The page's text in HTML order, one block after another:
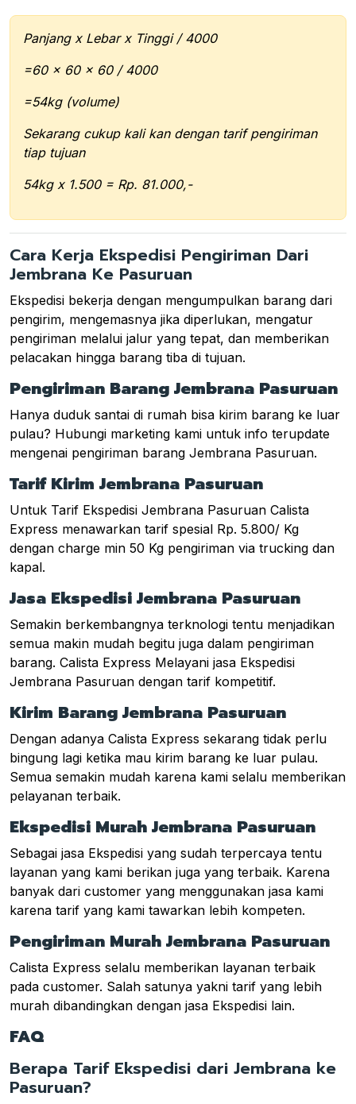
Panjang x Lebar x Tinggi / 4000
=60 x 60 x 60 / 4000
=54kg (volume)
Sekarang cukup kali kan dengan tarif pengiriman
tiap tujuan
54kg x 1.500 = Rp. 81.000,-
Cara Kerja Ekspedisi Pengiriman Dari
Jembrana Ke Pasuruan
Ekspedisi bekerja dengan mengumpulkan barang dari
pengirim, mengemasnya jika diperlukan, mengatur
pengiriman melalui jalur yang tepat, dan memberikan
pelacakan hingga barang tiba di tujuan.
Pengiriman Barang Jembrana Pasuruan
Hanya duduk santai di rumah bisa kirim barang ke luar
pulau? Hubungi marketing kami untuk info terupdate
mengenai pengiriman barang Jembrana Pasuruan.
Tarif Kirim Jembrana Pasuruan
Untuk Tarif Ekspedisi Jembrana Pasuruan Calista
Express menawarkan tarif spesial Rp. 5.800/ Kg
dengan charge min 50 Kg pengiriman via trucking dan
kapal.
Jasa Ekspedisi Jembrana Pasuruan
Semakin berkembangnya terknologi tentu menjadikan
semua makin mudah begitu juga dalam pengiriman
barang. Calista Express Melayani jasa Ekspedisi
Jembrana Pasuruan dengan tarif kompetitif.
Kirim Barang Jembrana Pasuruan
Dengan adanya Calista Express sekarang tidak perlu
bingung lagi ketika mau kirim barang ke luar pulau.
Semua semakin mudah karena kami selalu memberikan
pelayanan terbaik.
Ekspedisi Murah Jembrana Pasuruan
Sebagai jasa Ekspedisi yang sudah terpercaya tentu
layanan yang kami berikan juga yang terbaik. Karena
banyak dari customer yang menggunakan jasa kami
karena tarif yang kami tawarkan lebih kompeten.
Pengiriman Murah Jembrana Pasuruan
Calista Express selalu memberikan layanan terbaik
pada customer. Salah satunya yakni tarif yang lebih
murah dibandingkan dengan jasa Ekspedisi lain.
FAQ
Berapa Tarif Ekspedisi dari Jembrana ke
Pasuruan?